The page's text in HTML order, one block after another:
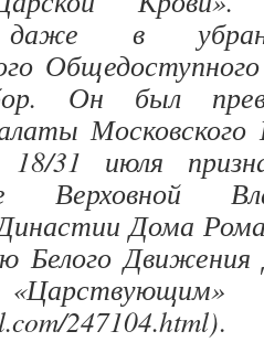
даже в
Он был
31 июля
Верховной
Дома
Белого
247104.html).